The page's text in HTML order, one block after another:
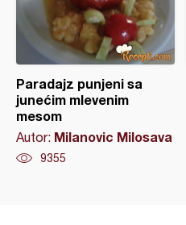
Paradajz punjeni sa
junećim mlevenim
mesom
Autor: Milanovic Milosava
9355